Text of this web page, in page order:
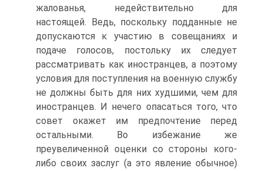
жалованья, недействительно для
настоящей. Ведь, поскольку подданные не
допускаются к участию в совещаниях и
подаче голосов, постольку их следует
рассматривать как иностранцев, а поэтому
условия для поступления на военную службу
не должны быть для них худшими, чем для
иностранцев. И нечего опасаться того, что
совет окажет им предпочтение перед
остальными. Во избежание же
преувеличенной оценки со стороны кого-
либо своих заслуг (а это явление обычное)